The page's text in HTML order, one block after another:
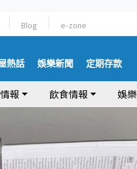
Blog e-zone
熱話 娛樂新聞 定期存款
報 飲食情報 娛樂